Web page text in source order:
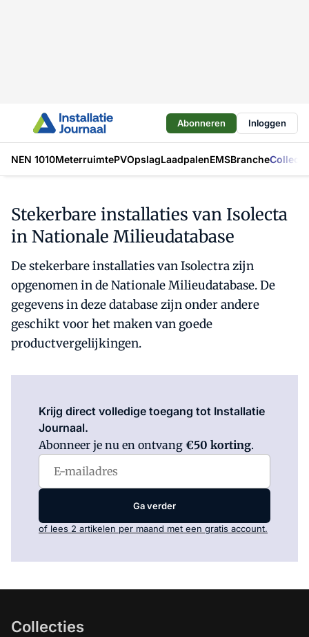
Abonneren Inloggen
NEN 1010MeterruimtePVOpslagLaadpalenEMSBranche
Stekerbare installaties van Isolecta
in Nationale Milieudatabase
De stekerbare installaties van Isolectra zijn
opgenomen in de Nationale Milieudatabase. De
gegevens in deze database zijn onder andere
geschikt voor het maken van goede
productvergelijkingen.
Krijg direct volledige toegang tot Installatie
Journaal.
Abonneer je nu en ontvang €50 korting.
Ga verder
of lees 2 artikelen per maand met een gratis account.
Collecties